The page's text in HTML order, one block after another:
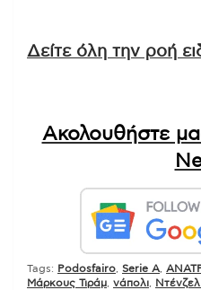
Δείτε όλη την ροή
Ακολουθήστε
Tags: Podosfairo Serie A
Μάρκους Τιράμ νάπολι